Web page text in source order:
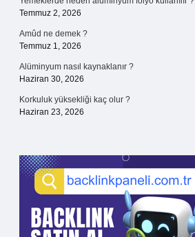
Temmuz 2, 2026
Amûd ne demek ?
Temmuz 1, 2026
Alüminyum nasıl kaynaklanır ?
Haziran 30, 2026
Korkuluk yüksekliği kaç olur ?
Haziran 23, 2026